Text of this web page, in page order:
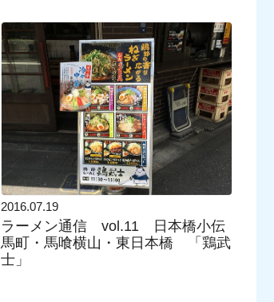
2016.07.19
ラーメン通信 vol.11 日本橋小伝
馬町・馬喰横山・東日本橋 「鶏武
士」